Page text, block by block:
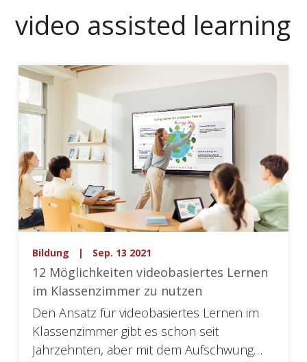
video assisted learning
Bildung | Sep. 13 2021
12 Möglichkeiten videobasiertes Lernen
im Klassenzimmer zu nutzen
Den Ansatz für videobasiertes Lernen im
Klassenzimmer gibt es schon seit
Jahrzehnten, aber mit dem Aufschwung